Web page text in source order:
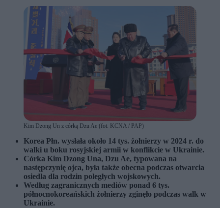
Kim Dzong Un z córką Dzu Ae (fot. KCNA / PAP)
Korea Płn. wysłała około 14 tys. żołnierzy w 2024 r. do
walki u boku rosyjskiej armii w konflikcie w Ukrainie.
Córka Kim Dzong Una, Dzu Ae, typowana na
następczynię ojca, była także obecna podczas otwarcia
osiedla dla rodzin poległych wojskowych.
Według zagranicznych mediów ponad 6 tys.
północnokoreańskich żołnierzy zginęło podczas walk w
Ukrainie.